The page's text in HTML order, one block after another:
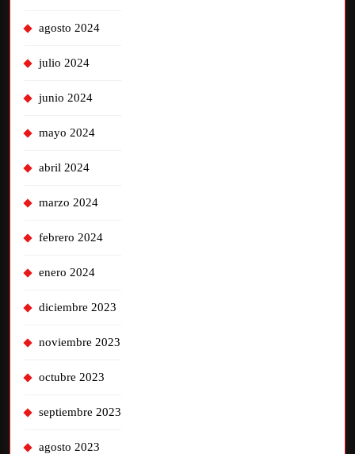
agosto 2024
julio 2024
junio 2024
mayo 2024
abril 2024
marzo 2024
febrero 2024
enero 2024
diciembre 2023
noviembre 2023
octubre 2023
septiembre 2023
agosto 2023